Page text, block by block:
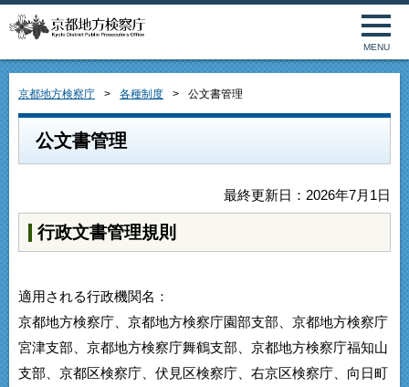
MENU
京都地方検察庁 各種制度 公文書管理
公文書管理
最終更新日：2026年7月1日
行政文書管理規則
適用される行政機関名：
京都地方検察庁、京都地方検察庁園部支部、京都地方検察庁
宮津支部、京都地方検察庁舞鶴支部、京都地方検察庁福知山
支部、京都区検察庁、伏見区検察庁、右京区検察庁、向日町